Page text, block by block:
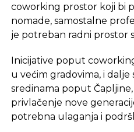
za finansijsko i
preduzeća, dostavljen je
Kako smo uspjeli saznati,
sedmice. Ukoliko Vlada
prijedlog, Uprava će biti
konačan plan
usaglašen sa svim
nadležnom privrednom
coworking prostor koji bi
nomade, samostalne
je potreban radni prostor
Inicijative poput
u većim gradovima, i
sredinama poput
privlačenje nove
potrebna ulaganja i